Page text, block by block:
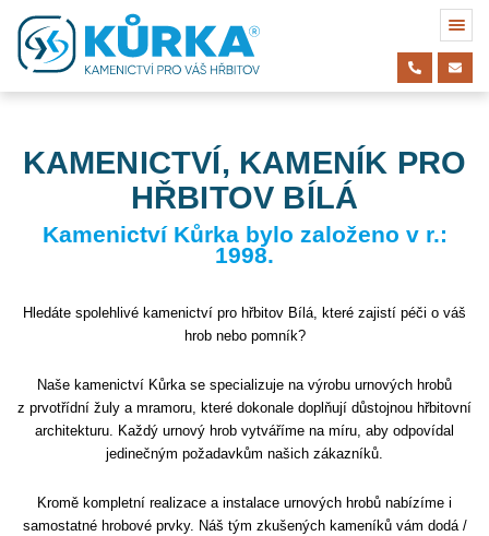
KAMENICTVÍ, KAMENÍK PRO
HŘBITOV BÍLÁ
Kamenictví Kůrka bylo založeno v r.:
1998.
Hledáte spolehlivé kamenictví pro hřbitov Bílá, které zajistí péči o váš
hrob nebo pomník?
Naše kamenictví Kůrka se specializuje na výrobu urnových hrobů
z prvotřídní žuly a mramoru, které dokonale doplňují důstojnou hřbitovní
architekturu. Každý urnový hrob vytváříme na míru, aby odpovídal
jedinečným požadavkům našich zákazníků.
Kromě kompletní realizace a instalace urnových hrobů nabízíme i
samostatné hrobové prvky. Náš tým zkušených kameníků vám dodá /